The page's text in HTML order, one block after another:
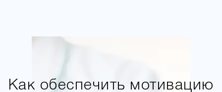
Как обеспечить мотивацию